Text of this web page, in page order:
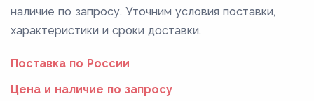
наличие по запросу. Уточним условия поставки,
характеристики и сроки доставки.
Поставка по России
Цена и наличие по запросу